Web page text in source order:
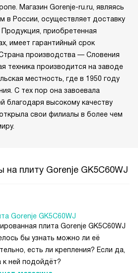
Магазин Gorenje-ru.ru, являясь
в России, осуществляет доставку
Продукция, приобретенная
имеет гарантийный срок
производства — Словения
техника производится на заводе
местность, где в 1950 году
С тех пор она завоевала
благодаря высокому качеству
свои филиалы в более чем
на плиту Gorenje GK5C60WJ
Gorenje GK5C60WJ
плита Gorenje GK5C60WJ
бы узнать можно ли её
есть ли крепления? Если да,
к ней подойдёт?